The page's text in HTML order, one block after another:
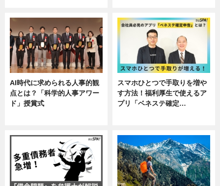
AI時代に求められる人事的観
点とは？「科学的人事アワー
ド」授賞式
スマホひとつで手取りを増や
す方法！福利厚生で使えるア
プリ「ベネステ確定…